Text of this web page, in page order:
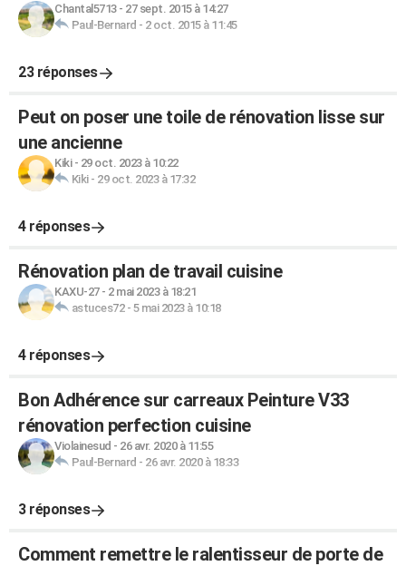
Chantal5713- 27 sept. 2015 à 14:27
Paul-Bernard - 2 oct. 2015 à 11:45
23 réponses
Peut on poser une toile de rénovation lisse sur
une ancienne
Kiki- 29 oct. 2023 à 10:22
Kiki- 29 oct. 2023 à 17:32
4 réponses
Rénovation plan de travail cuisine
KAXU-27- 2 mai 2023 à 18:21
astuces72- 5 mai 2023 à 10:18
4 réponses
Bon Adhérence sur carreaux Peinture V33
rénovation perfection cuisine
Violainesud - 26 avr. 2020 à 11:55
Paul-Bernard - 26 avr. 2020 à 18:33
3 réponses
Comment remettre le ralentisseur de porte de